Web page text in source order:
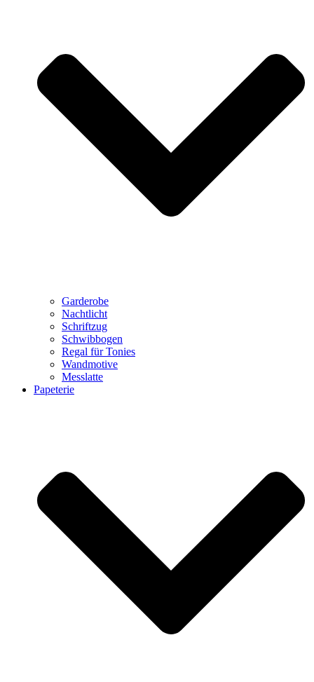
Garderobe
Nachtlicht
Schriftzug
Schwibbogen
Regal für Tonies
Wandmotive
Messlatte
Papeterie